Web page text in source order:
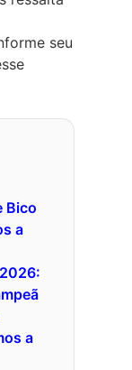
seu
Bico
a
a